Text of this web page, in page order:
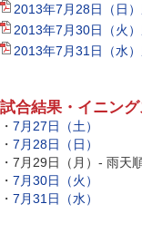
2013年7月28日（日）
2013年7月30日（火）
2013年7月31日（水）
試合結果・イニン
・ 7月27日（土）
・ 7月28日（日）
・7月29日（月）- 雨天
・ 7月30日（火）
・ 7月31日（水）